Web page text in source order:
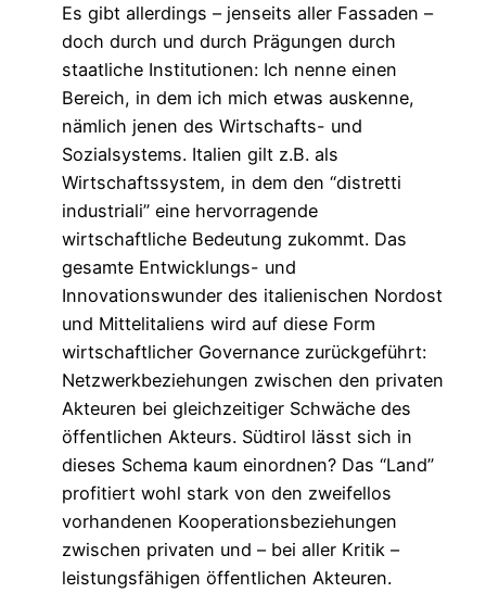
Es gibt allerdings – jenseits aller Fassaden –
doch durch und durch Prägungen durch
staatliche Institutionen: Ich nenne einen
Bereich, in dem ich mich etwas auskenne,
nämlich jenen des Wirtschafts- und
Sozialsystems. Italien gilt z.B. als
Wirtschaftssystem, in dem den “distretti
industriali” eine hervorragende
wirtschaftliche Bedeutung zukommt. Das
gesamte Entwicklungs- und
Innovationswunder des italienischen Nordost
und Mittelitaliens wird auf diese Form
wirtschaftlicher Governance zurückgeführt:
Netzwerkbeziehungen zwischen den privaten
Akteuren bei gleichzeitiger Schwäche des
öffentlichen Akteurs. Südtirol lässt sich in
dieses Schema kaum einordnen? Das “Land”
profitiert wohl stark von den zweifellos
vorhandenen Kooperationsbeziehungen
zwischen privaten und – bei aller Kritik –
leistungsfähigen öffentlichen Akteuren.